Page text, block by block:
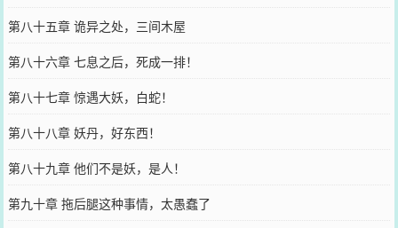
第八十五章 诡异之处，三间木屋
第八十六章 七息之后，死成一排！
第八十七章 惊遇大妖，白蛇！
第八十八章 妖丹，好东西！
第八十九章 他们不是妖，是人！
第九十章 拖后腿这种事情，太愚蠢了